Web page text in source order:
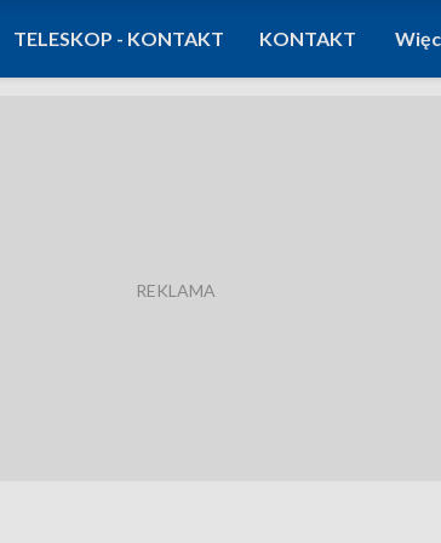
TELESKOP - KONTAKT KONTAKT